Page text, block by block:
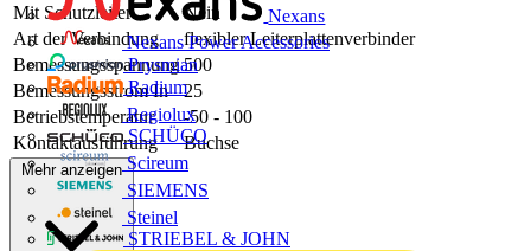
Nexans
Nexans Power Accessories
Prysmian
Radium
Regiolux
SCHÜCO
Scireum
SIEMENS
Steinel
STRIEBEL & JOHN
Mit Schutzleiter
Nein
Art der Verbindung
flexibler Leiterplattenverbinder
Bemessungsspannung 500
Bemessungsstrom In
25
Betriebstemperatur
-50 - 100
Kontaktausführung
Buchse
Mehr anzeigen